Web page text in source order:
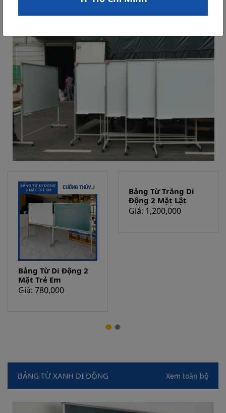
Bảng Từ Di Động 2
Mặt Trẻ Em
Giá: 780,000
BẢNG TỪ XANH DI ĐỘNG Xem toàn bộ